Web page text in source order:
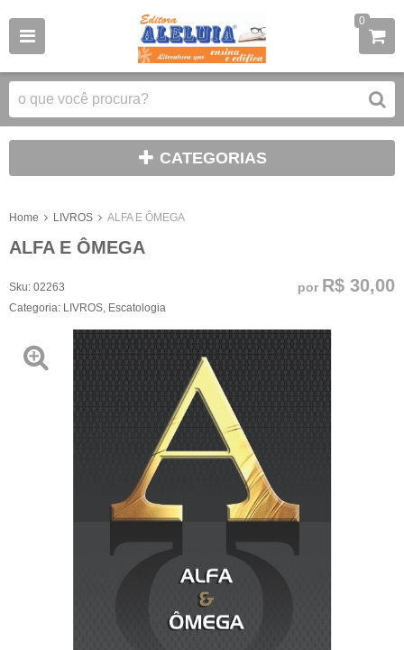
0
CATEGORIAS
Home LIVROS ALFA E ÔMEGA
ALFA E ÔMEGA
Sku: 02263
Categoria: LIVROS Escatologia
por R$ 30,00